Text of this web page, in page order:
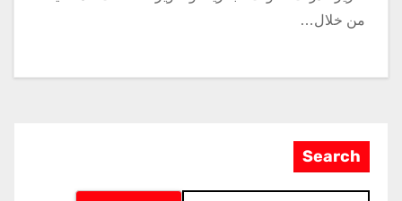
من خلال…
Search